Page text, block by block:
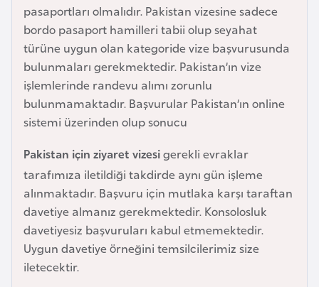
pasaportları olmalıdır. Pakistan vizesine sadece
bordo pasaport hamilleri tabii olup seyahat
türüne uygun olan kategoride vize başvurusunda
bulunmaları gerekmektedir. Pakistan’ın vize
işlemlerinde randevu alımı zorunlu
bulunmamaktadır. Başvurular Pakistan’ın online
sistemi üzerinden olup sonucu
Pakistan için ziyaret vizesigerekli evraklar
tarafımıza iletildiği takdirde aynı gün işleme
alınmaktadır. Başvuru için mutlaka karşı taraftan
davetiye almanız gerekmektedir. Konsolosluk
davetiyesiz başvuruları kabul etmemektedir.
Uygun davetiye örneğini temsilcilerimiz size
iletecektir.
n
g
l
a
d
e
B
e
l
a
r
u